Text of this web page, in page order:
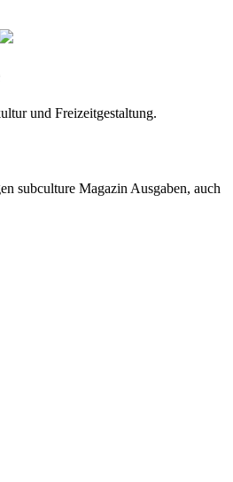
und Freizeitgestaltung.
subculture Magazin Ausgaben, auch